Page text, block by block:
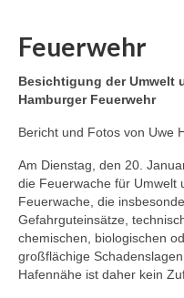
Feuerwehr
Besichtigung der Umwelt
Hamburger Feuerwehr
Bericht und Fotos von Uwe
Am Dienstag, den 20.
die Feuerwache für Umwelt
Feuerwache, die
Gefahrguteinsätze,
chemischen, biologischen
großflächige
Hafennähe ist daher kein